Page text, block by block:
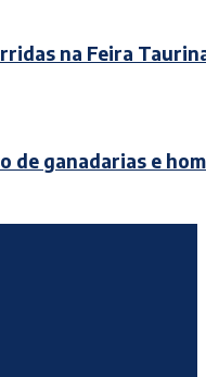
na Feira
de ganadarias e